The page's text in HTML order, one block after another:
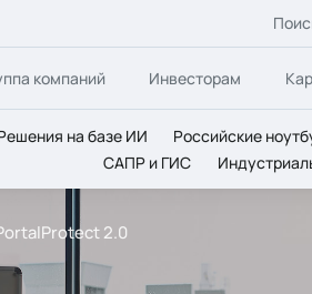
компаний Инвесторам
на базе ИИ Российские
САПР и ГИС
2.0